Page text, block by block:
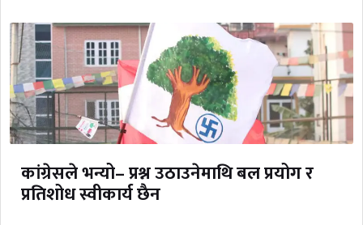
कांग्रेसले भन्यो– प्रश्न उठाउनेमाथि बल प्रयोग र
प्रतिशोध स्वीकार्य छैन